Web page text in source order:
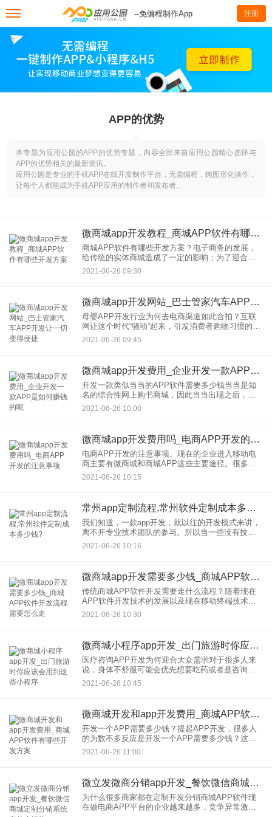
--免编程制作App 注册
APP的优势
本专题为应用公园的APP的优势专题，内容全部来自应用公园精心选择与
APP的优势相关的最新资讯。
应用公园是专业的手机APP在线开发制作平台，无需编程，纯图形化操作，
让每个人都能成为手机APP应用的制作者和发布者。
微商城app开发教程_商城APP软件有哪些开发方案
商城APP软件有哪些开发方案？电子商务的发展，
给传统的实体商城造成了一定的影响；为了迎合社
会潮流的发展，商城APP开发应运而生。它能够改
变传统商城的弊端，同时有
2021-06-26 09:30
微商城app开发网站_巴士管家汽车APP开发让一切变得便捷
母婴APP开发行业为何去电商渠道如此合拍？互联
网让这个时代“骚动”起来，引发消费者购物习惯的革
命性变革。国内大部分母婴APP开发行业领先的国
内连锁零售企业，应该
2021-06-26 09:45
微商城app开发费用_企业开发一款APP是如何赚钱的呢
开发一款类似当当的APP软件需要多少钱当当是知
名的综合性网上购书商城，因此当当出现之后，就
使得书籍购物得到有效的规范。类似当当APP软件
开发，所以对于运营者来说
2021-06-26 10:00
微商城app开发费用吗_电商APP开发的注意事项
电商APP开发的注意事项。现在的企业进入移动电
商主要有微商城和商城APP这些主要途径。很多企
业在传统进军电商的时候多多少少都有感到迷茫，
迷茫主要源自对开发的一个
2021-06-26 10:15
常州app定制流程,常州软件定制成本多少钱?
我们知道，一款app开发，就以往的开发模式来讲，
离不开专业技术团队的参与。所以当一些没有技术
支持的中小企业有app开发需求时，都是去找相关的
2021-06-26 10:16
微商城app开发需要多少钱_商城APP软件开发流程需要怎么走
传统商城APP软件开发需要走什么流程？随着现在
APP软件开发技术的发展以及现在移动终端技术的
不断突破，我们很多传统的行业也开始需要从线下
走到了线上。尤其是原先比
2021-06-26 10:30
微商城小程序app开发_出门旅游时你应该会用到这些小程序
医疗咨询APP开发为何迎合大众需求对于很多人来
说，身体不舒服可能会优先想要吃药或者是咨询医
生，线上医疗咨询APP开发也开始流行起来。线上
互联网平台的出现，改变了
2021-06-26 10:45
微商城开发和app开发费用_商城APP软件有哪些开发方案
开发一个APP需要多少钱？提起APP开发，很多人
的为数不多反应是开发一个APP需要多少钱？这个
问题就等同于：装修需要多少钱一样。对于很多开
发方来说这是个很难回答的问
2021-06-26 11:00
微立发微商分销app开发_餐饮微信商城定制分销系统有什么好处
为什么很多商家都在定制开发分销商城APP软件现
在做电商APP平台的企业越来越多，竞争异常激